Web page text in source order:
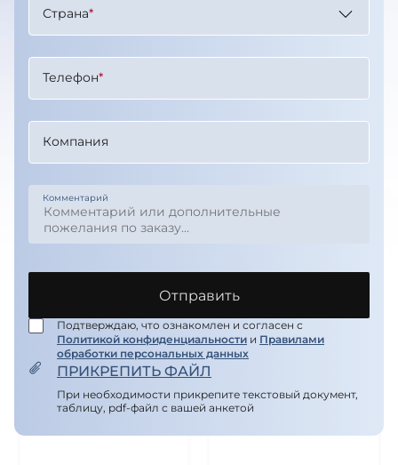
Страна*
Телефон*
Компания
Комментарий
Отправить
Подтверждаю, что ознакомлен и согласен с
Политикой конфиденциальности и Правилами
обработки персональных данных
ПРИКРЕПИТЬ ФАЙЛ
При необходимости прикрепите текстовый документ,
таблицу, pdf-файл с вашей анкетой